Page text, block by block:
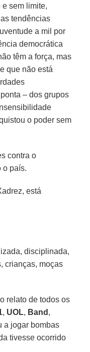
sem limite,
tendências
a mil por
democrática
têm a força, mas
que não está
– dos grupos
o poder sem
contra o
o país.
está
disciplinada,
crianças, moças
relato de todos os
, UOL, Band ,
a jogar bombas
tivesse ocorrido